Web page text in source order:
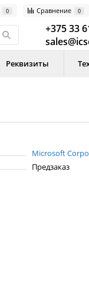
0 Сравнение 0
+375 33
Реквизиты
Microsoft
Предзаказ